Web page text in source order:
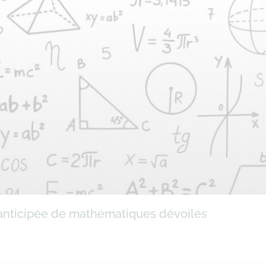
de mathématiques dévoilés